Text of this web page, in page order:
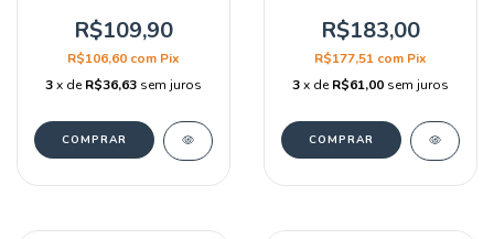
R$109,90
R$106,60 com Pix
3x deR$36,63 sem juros
R$183,00
R$177,51 com Pix
3x deR$61,00 sem juros